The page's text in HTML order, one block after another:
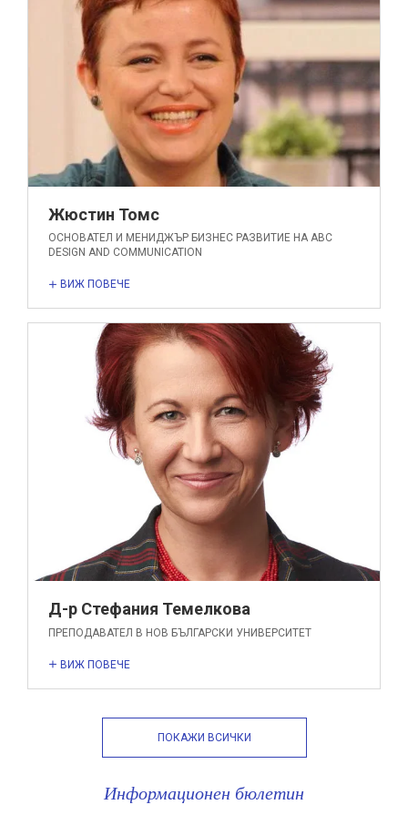
Жюстин Томс
ОСНОВАТЕЛ И МЕНИДЖЪР БИЗНЕС РАЗВИТИЕ НА ABC
DESIGN AND COMMUNICATION
ВИЖ ПОВЕЧЕ
Д-р Стефания Темелкова
ПРЕПОДАВАТЕЛ В НОВ БЪЛГАРСКИ УНИВЕРСИТЕТ
ВИЖ ПОВЕЧЕ
ПОКАЖИ ВСИЧКИ
Информационен бюлетин